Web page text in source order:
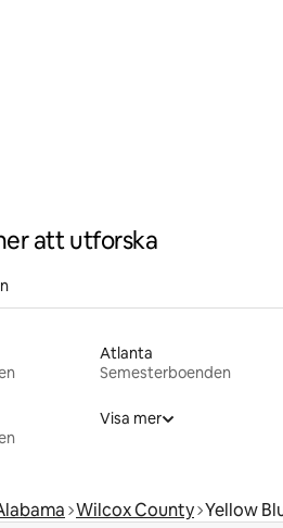
att utforska
Atlanta
Semesterboenden
Visa mer
Wilcox County Yellow